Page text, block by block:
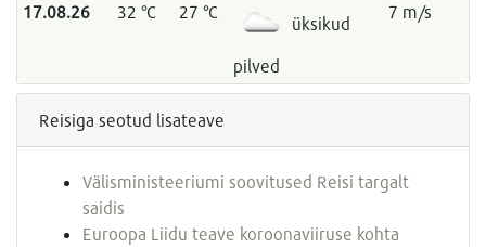
17.08.26 32 °C 27 °C
üksikud
pilved
7 m/s
Reisiga seotud lisateave
Välisministeeriumi soovitused Reisi targalt
saidis
Euroopa Liidu teave koroonaviiruse kohta